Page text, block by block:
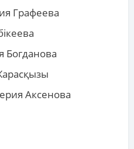
Графеева
Богданова
Аксенова